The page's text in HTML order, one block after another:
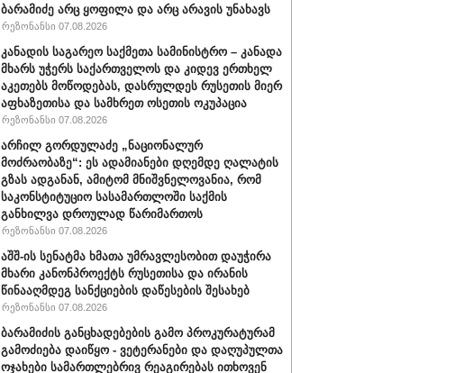
ბარამიძე არც ყოფილა და არც არავის უნახავს
რეზონანსი 07.08.2026
კანადის საგარეო საქმეთა სამინისტრო – კანადა
მხარს უჭერს საქართველოს და კიდევ ერთხელ
აკეთებს მოწოდებას, დასრულდეს რუსეთის მიერ
აფხაზეთისა და სამხრეთ ოსეთის ოკუპაცია
რეზონანსი 07.08.2026
არჩილ გორდულაძე „ნაციონალურ
მოძრაობაზე“: ეს ადამიანები დღემდე ღალატის
გზას ადგანან, ამიტომ მნიშვნელოვანია, რომ
საკონსტიტუციო სასამართლოში საქმის
განხილვა დროულად წარიმართოს
რეზონანსი 07.08.2026
აშშ-ის სენატმა ხმათა უმრავლესობით დაუჭირა
მხარი კანონპროექტს რუსეთისა და ირანის
წინააღმდეგ სანქციების დაწესების შესახებ
რეზონანსი 07.08.2026
ბარამიძის განცხადებების გამო პროკურატურამ
გამოძიება დაიწყო - ვეტერანები და დაღუპულთა
ოჯახები სამართლებრივ რეაგირებას ითხოვენ